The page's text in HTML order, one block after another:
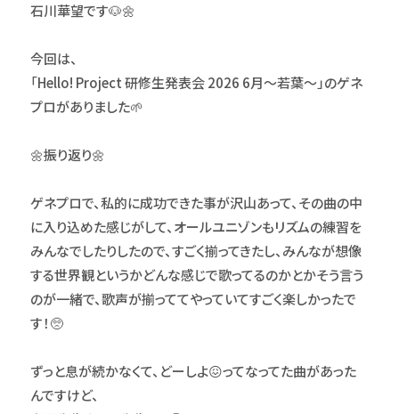
石川華望です🐶🌼
今回は、
「Hello! Project 研修生発表会 2026 6月〜若葉～」のゲネ
プロがありました🌱
🌼振り返り🌼
ゲネプロで、私的に成功できた事が沢山あって、その曲の中
に入り込めた感じがして、オールユニゾンもリズムの練習を
みんなでしたりしたので、すごく揃ってきたし、みんなが想像
する世界観というかどんな感じで歌ってるのかとかそう言う
のが一緒で、歌声が揃っててやっていてすごく楽しかったで
す！🥺
ずっと息が続かなくて、どーしよ😖ってなってた曲があった
んですけど、